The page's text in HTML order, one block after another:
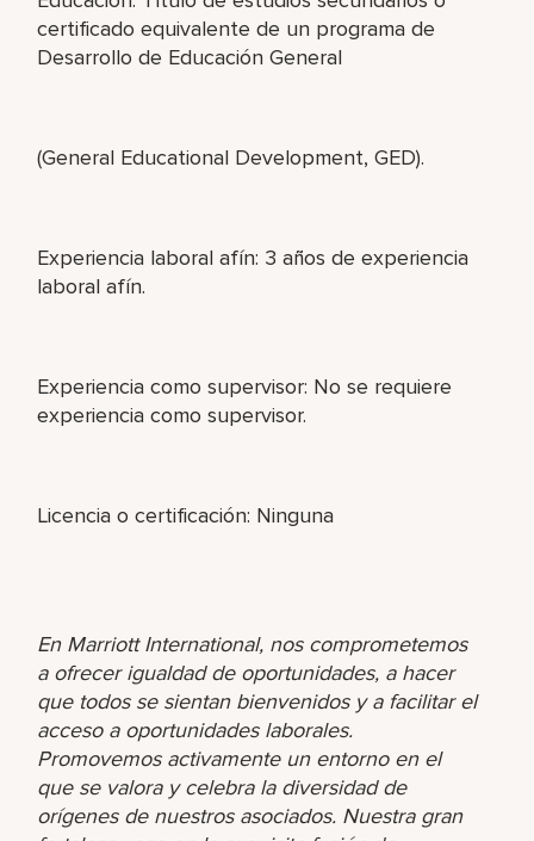
certificado equivalente de un programa de
Desarrollo de Educación General
(General Educational Development, GED).
Experiencia laboral afín: 3 años de experiencia
laboral afín.
Experiencia como supervisor: No se requiere
experiencia como supervisor.
Licencia o certificación: Ninguna
En Marriott International, nos comprometemos
a ofrecer igualdad de oportunidades, a hacer
que todos se sientan bienvenidos y a facilitar el
acceso a oportunidades laborales.
Promovemos activamente un entorno en el
que se valora y celebra la diversidad de
orígenes de nuestros asociados. Nuestra gran